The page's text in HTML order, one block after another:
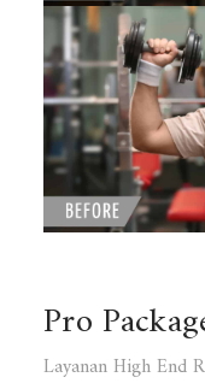
Pro
Layanan High End